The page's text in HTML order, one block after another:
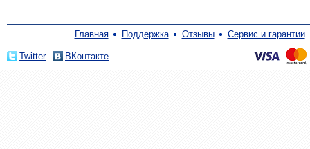
Главная Поддержка Отзывы Сервис и гарантии
Twitter ВКонтакте